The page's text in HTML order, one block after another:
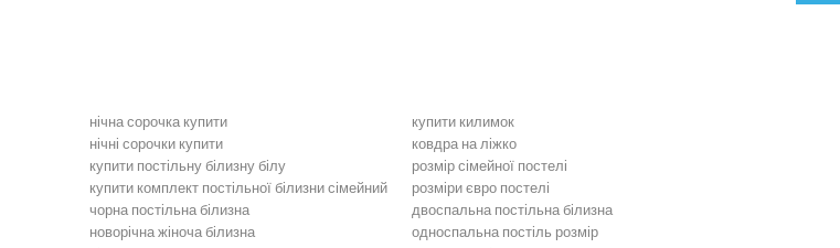
нічна сорочка купити
купити килимок
нічні сорочки купити
ковдра на ліжко
купити постільну білизну білу
розмір сімейної постелі
купити комплект постільної білизни сімейний
розміри євро постелі
чорна постільна білизна
двоспальна постільна білизна
новорічна жіноча білизна
односпальна постіль розмір